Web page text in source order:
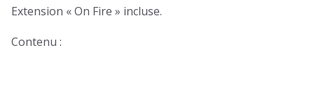
Extension « On Fire » incluse.
Contenu :